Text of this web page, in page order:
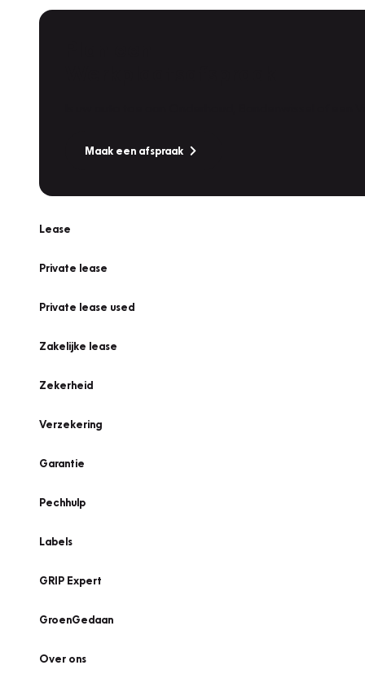
Maak een afspraak
Lease
Private lease
Private lease used
Zakelijke lease
Zekerheid
Verzekering
Garantie
Pechhulp
Labels
GRIP Expert
GroenGedaan
Over ons